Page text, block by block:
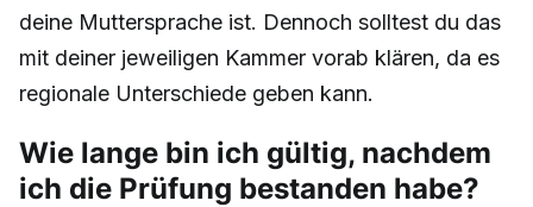
deine Muttersprache ist. Dennoch solltest du das
mit deiner jeweiligen Kammer vorab klären, da es
regionale Unterschiede geben kann.
Wie lange bin ich gültig, nachdem
ich die Prüfung bestanden habe?